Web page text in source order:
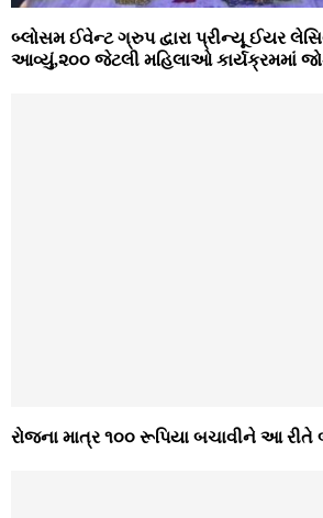
બ્લોસમ ઈવેન્ટ ગ્રુપ દ્વારા પ્રીન્યૂ ઈયર
આવ્યું,૨૦૦ જેટલી મહિલાઓ કાર્યક્રમમાં
રોજના માત્ર ૧૦૦ રૂપિયા બચાવીને આ રીતે